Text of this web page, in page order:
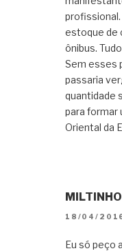
estoque de
ônibus.
Sem esses
passaria
quantidade
para formar
Oriental da
MILTINHO
18/04/
Eu só peço